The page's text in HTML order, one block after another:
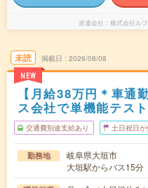
派遣会社 株式会社ル
未読
NEW
掲載日 2026/08/08
【月給38万円＊車通
ス会社で単機能テス
交通費別途支給あり 土日祝日が
勤務地
岐阜県大垣市
大垣駅からバス15分